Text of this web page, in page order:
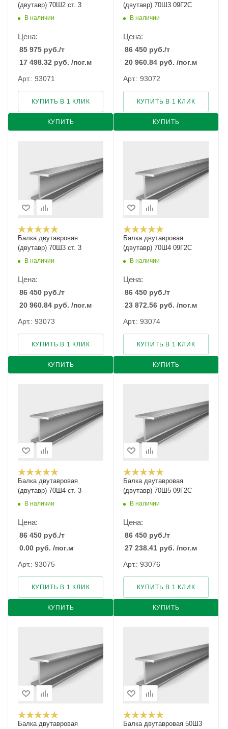
(двутавр) 70Ш2 ст. 3
В наличии
Цена:
85 975 руб./т
17 498.32 руб. /пог.м
Арт.: 93071
КУПИТЬ
КУПИТЬ В 1 КЛИК
(двутавр) 70Ш3 09Г2С
В наличии
Цена:
86 450 руб./т
20 960.84 руб. /пог.м
Арт.: 93072
КУПИТЬ
КУПИТЬ В 1 КЛИК
Балка двутавровая
(двутавр) 70Ш3 ст. 3
В наличии
Цена:
86 450 руб./т
20 960.84 руб. /пог.м
Арт.: 93073
КУПИТЬ
КУПИТЬ В 1 КЛИК
Балка двутавровая
(двутавр) 70Ш4 09Г2С
В наличии
Цена:
86 450 руб./т
23 872.56 руб. /пог.м
Арт.: 93074
КУПИТЬ
КУПИТЬ В 1 КЛИК
Балка двутавровая
(двутавр) 70Ш4 ст. 3
В наличии
Цена:
86 450 руб./т
0.00 руб. /пог.м
Арт.: 93075
КУПИТЬ
КУПИТЬ В 1 КЛИК
Балка двутавровая
(двутавр) 70Ш5 09Г2С
В наличии
Цена:
86 450 руб./т
27 238.41 руб. /пог.м
Арт.: 93076
КУПИТЬ
КУПИТЬ В 1 КЛИК
Балка двутавровая
Балка двутавровая 50Ш3